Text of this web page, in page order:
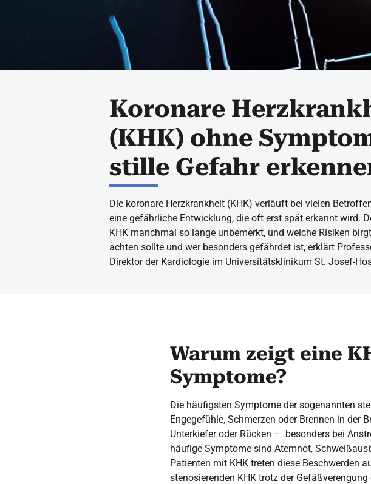
Koronare
(KHK) ohne
stille Gefahr
Die koronare Herzkrankheit (KHK) verläuft bei vielen
eine gefährliche Entwicklung, die oft erst spät erkannt wird.
KHK manchmal so lange unbemerkt, und welche Risiken
achten sollte und wer besonders gefährdet ist, erklärt
Direktor der Kardiologie im Universitätsklinikum St. Josef-
Warum zeigt eine
Symptome?
Die häufigsten Symptome der sogenannten
Engegefühle, Schmerzen oder Brennen in der
Unterkiefer oder Rücken – besonders bei
häufige Symptome sind Atemnot,
Patienten mit KHK treten diese Beschwerden
stenosierenden KHK trotz der